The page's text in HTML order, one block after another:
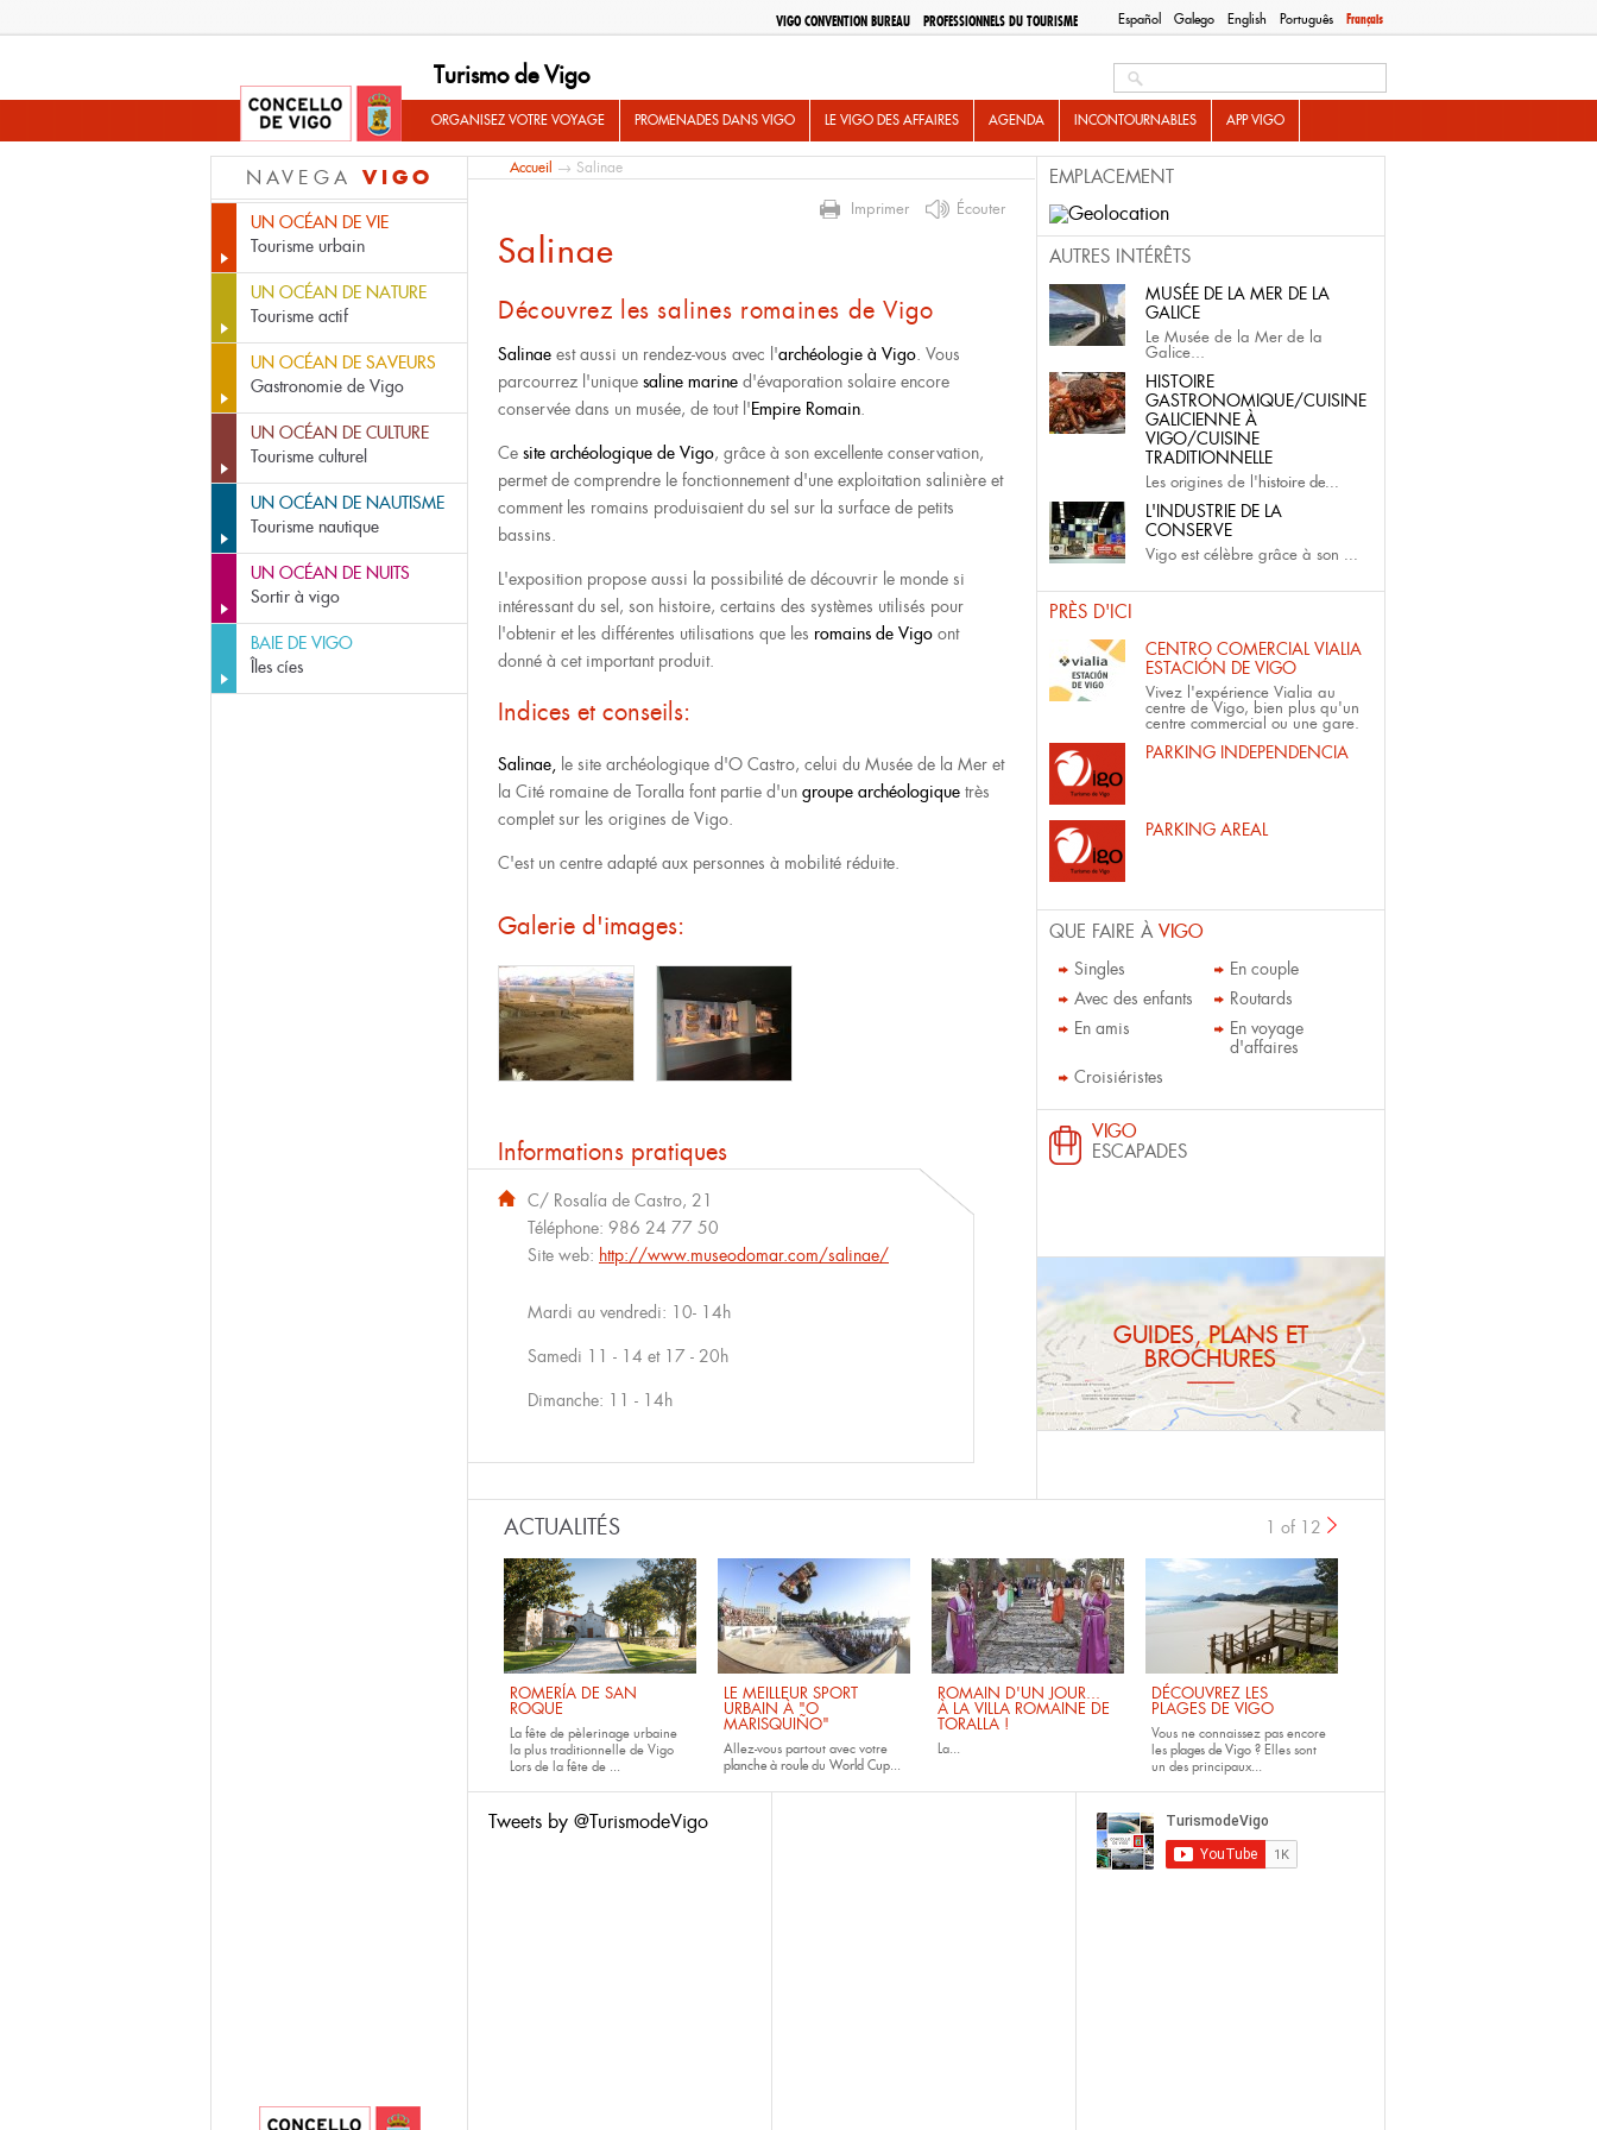
Español Galego English Português Français
VIGO CONVENTION BUREAU PROFESSIONNELS DU TOURISME
Turismo de Vigo
ORGANISEZ VOTRE VOYAGE PROMENADES DANS VIGO LE VIGO DES AFFAIRES AGENDA INCONTOURNABLES APP VIGO
NAVEGA VIGO
UN OCÉAN DE VIE
Tourisme urbain
UN OCÉAN DE NATURE
Tourisme actif
UN OCÉAN DE SAVEURS
Gastronomie de Vigo
UN OCÉAN DE CULTURE
Tourisme culturel
UN OCÉAN DE NAUTISME
Tourisme nautique
UN OCÉAN DE NUITS
Sortir à vigo
BAIE DE VIGO
Îles cíes
Accueil → Salinae
Imprimer Écouter
Salinae
Découvrez les salines romaines de Vigo
Salinae est aussi un rendez-vous avec l'archéologie à Vigo. Vous
parcourrez l'unique saline marine d'évaporation solaire encore
conservée dans un musée, de tout l'Empire Romain.
Ce site archéologique de Vigo, grâce à son excellente conservation,
permet de comprendre le fonctionnement d'une exploitation salinière et
comment les romains produisaient du sel sur la surface de petits
bassins.
L'exposition propose aussi la possibilité de découvrir le monde si
intéressant du sel, son histoire, certains des systèmes utilisés pour
l'obtenir et les différentes utilisations que les romains de Vigo ont
donné à cet important produit.
Indices et conseils:
Salinae, le site archéologique d'O Castro, celui du Musée de la Mer et
la Cité romaine de Toralla font partie d'un groupe archéologique très
complet sur les origines de Vigo.
C'est un centre adapté aux personnes à mobilité réduite.
Galerie d'images:
Informations pratiques
C/ Rosalía de Castro, 21
Téléphone: 986 24 77 50
Site web: http://www.museodomar.com/salinae/
Mardi au vendredi: 10- 14h
Samedi 11 - 14 et 17 - 20h
Dimanche: 11 - 14h
EMPLACEMENT
AUTRES INTÉRÊTS
MUSÉE DE LA MER DE LA
GALICE
Le Musée de la Mer de la
Galice...
HISTOIRE
GASTRONOMIQUE/CUISINE
GALICIENNE À
VIGO/CUISINE
TRADITIONNELLE
Les origines de l'histoire de...
L'INDUSTRIE DE LA
CONSERVE
Vigo est célèbre grâce à son ...
PRÈS D'ICI
CENTRO COMERCIAL VIALIA
ESTACIÓN DE VIGO
Vivez l'expérience Vialia au
centre de Vigo, bien plus qu'un
centre commercial ou une gare.
PARKING INDEPENDENCIA
PARKING AREAL
QUE FAIRE À VIGO
Singles
En couple
Avec des enfants
Routards
En amis
En voyage
d'affaires
Croisiéristes
VIGO
ESCAPADES
GUIDES, PLANS ET
BROCHURES
ACTUALITÉS
ROMERÍA DE SAN
ROQUE
La fête de pèlerinage urbaine
la plus traditionnelle de Vigo
Lors de la fête de ...
LE MEILLEUR SPORT
URBAIN À "O
MARISQUIÑO"
Allez-vous partout avec votre
planche à rouledu World Cup...
ROMAIN D'UN JOUR...
À LA VILLA ROMAINE DE
TORALLA !
La...
DÉCOUVREZ LES
PLAGES DE VIGO
Vous ne connaissez pas encore
les plages de Vigo ? Elles sont
un des principaux...
1 of 12
Tweets by @TurismodeVigo